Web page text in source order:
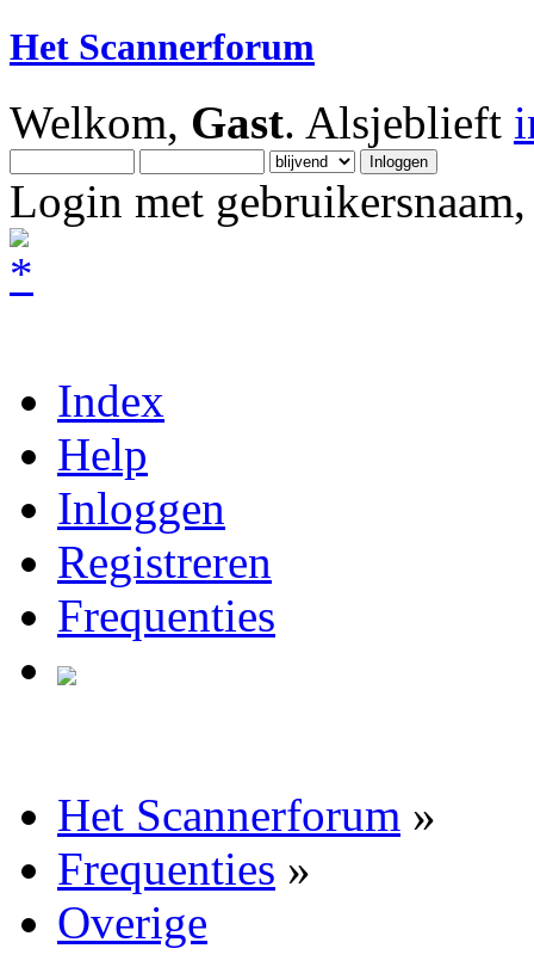
Het Scannerforum
Welkom, Gast. Alsjeblieft
Login met
Index
Help
Inloggen
Registreren
Frequenties
Het Scannerforum »
Frequenties »
Overige